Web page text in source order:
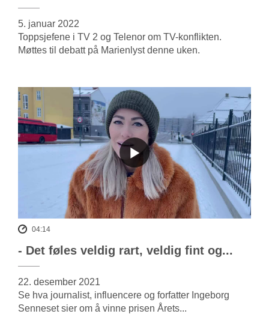
5. januar 2022
Toppsjefene i TV 2 og Telenor om TV-konflikten.
Møttes til debatt på Marienlyst denne uken.
04:14
- Det føles veldig rart, veldig fint og...
22. desember 2021
Se hva journalist, influencere og forfatter Ingeborg
Senneset sier om å vinne prisen Årets...